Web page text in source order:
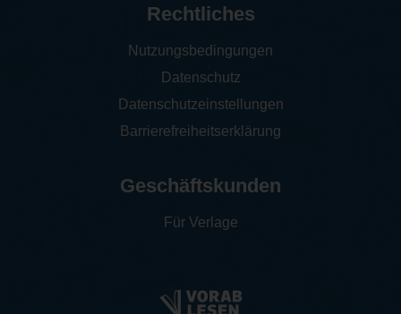
Rechtliches
Nutzungsbedingungen
Datenschutz
Datenschutzeinstellungen
Barrierefreiheitserklärung
Geschäftskunden
Für Verlage